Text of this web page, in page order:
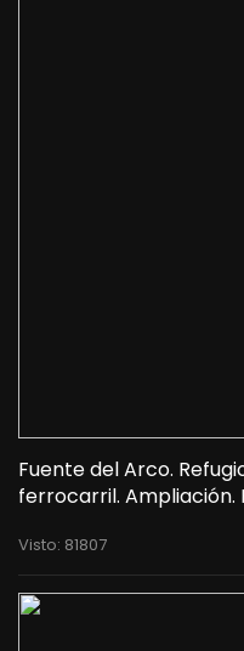
Fuente del Arco.
ferrocarril. Ampliación.
Visto: 81807